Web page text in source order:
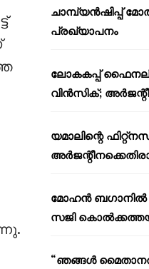
ചാമ്പ്യൻഷിപ്പ്
പ്രഖ്യാപനം
ലോകകപ്പ്
വിൻസിക്;
യമാലിന്റെ
മോഹൻ ബഗാനിൽ
സജി
“ഞങ്ങൾ